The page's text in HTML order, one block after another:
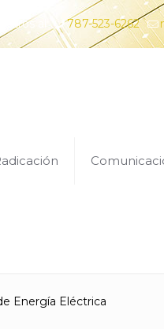
al 787-523-6262
Energía Eléctrica